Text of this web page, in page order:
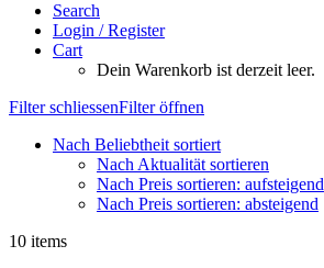
Search
Login / Register
Cart
Dein Warenkorb ist derzeit leer.
Filter schliessenFilter öffnen
Nach Beliebtheit sortiert
Nach Aktualität sortieren
Nach Preis sortieren: aufsteigend
Nach Preis sortieren: absteigend
10 items